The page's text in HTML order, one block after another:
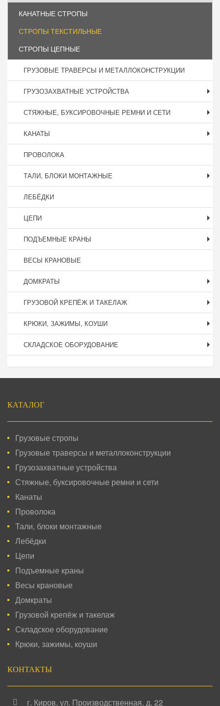
КАНАТНЫЕ СТРОПЫ
СТРОПЫ ТЕКСТИЛЬНЫЕ
СТРОПЫ ЦЕПНЫЕ
ГРУЗОВЫЕ ТРАВЕРСЫ И МЕТАЛЛОКОНСТРУКЦИИ
ГРУЗОЗАХВАТНЫЕ УСТРОЙСТВА
СТЯЖНЫЕ, БУКСИРОВОЧНЫЕ РЕМНИ И СЕТИ
КАНАТЫ
ПРОВОЛОКА
ТАЛИ, БЛОКИ МОНТАЖНЫЕ
ЛЕБЁДКИ
ЦЕПИ
ПОДЪЕМНЫЕ КРАНЫ
ВЕСЫ КРАНОВЫЕ
ДОМКРАТЫ
ГРУЗОВОЙ КРЕПЁЖ И ТАКЕЛАЖ
КРЮКИ, ЗАЖИМЫ, КОУШИ
СКЛАДСКОЕ ОБОРУДОВАНИЕ
КАТАЛОГ
Грузовые стропы
Грузовые траверсы и металлоконструкции
Грузозахватные устройства
Стяжные, буксировочные ремни и сети
Канаты
Проволока
Тали, блоки монтажные
Лебёдки
Цепи
Подъемные краны
Весы крановые
Домкраты
Грузовой крепёж и такелаж
Складское оборудование
Крюки, зажимы, коуши
КОНТАКТЫ
г. Киров, ул. Производственная, д. 22